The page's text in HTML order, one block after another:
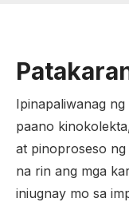
Ipinapaliwanag
paano
at pinoproseso
na rin ang mga
iniugnay mo sa